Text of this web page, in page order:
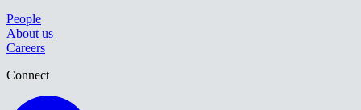
People
About us
Careers
Connect